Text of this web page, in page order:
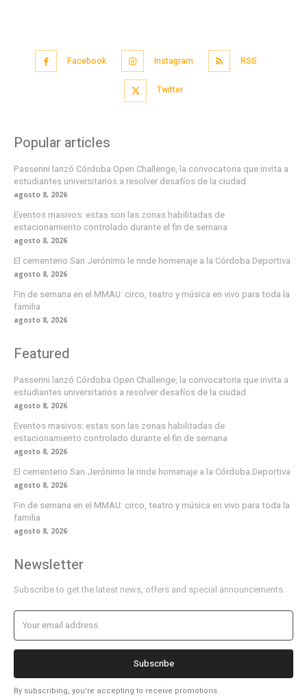
Facebook Instagram RSS
Twitter
Popular articles
Passerini lanzó Córdoba Open Challenge, la convocatoria que invita a
estudiantes universitarios a resolver desafíos de la ciudad
agosto 8, 2026
Eventos masivos: estas son las zonas habilitadas de
estacionamiento controlado durante el fin de semana
agosto 8, 2026
El cementerio San Jerónimo le rinde homenaje a la Córdoba Deportiva
agosto 8, 2026
Fin de semana en el MMAU: circo, teatro y música en vivo para toda la
familia
agosto 8, 2026
Featured
Passerini lanzó Córdoba Open Challenge, la convocatoria que invita a
estudiantes universitarios a resolver desafíos de la ciudad
agosto 8, 2026
Eventos masivos: estas son las zonas habilitadas de
estacionamiento controlado durante el fin de semana
agosto 8, 2026
El cementerio San Jerónimo le rinde homenaje a la Córdoba Deportiva
agosto 8, 2026
Fin de semana en el MMAU: circo, teatro y música en vivo para toda la
familia
agosto 8, 2026
Newsletter
Subscribe to get the latest news, offers and special announcements.
Subscribe
By subscribing, you're accepting to receive promotions.